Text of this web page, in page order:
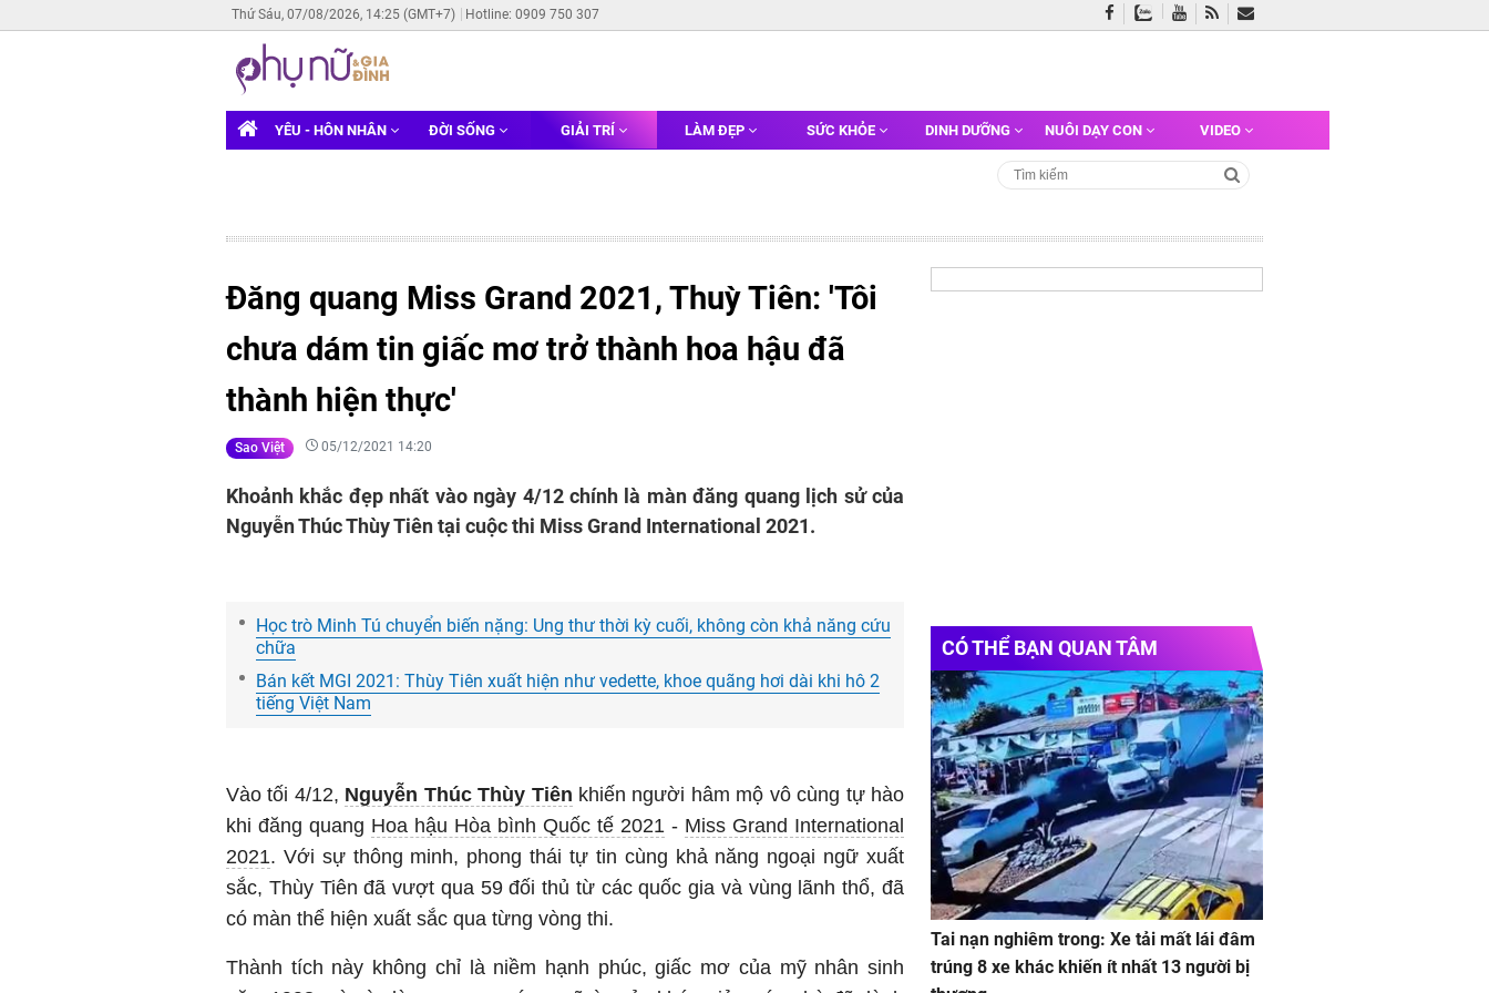
Thứ Sáu, 07/08/2026, 14:25 (GMT+7) Hotline: 0909 750 307
YÊU - HÔN NHÂN ĐỜI SỐNG GIẢI TRÍ LÀM ĐẸP SỨC KHỎE DINH DƯỠNG NUÔI DẠY CON VIDEO
Đăng quang Miss Grand 2021, Thuỳ Tiên: 'Tôi
chưa dám tin giấc mơ trở thành hoa hậu đã
thành hiện thực'
Sao Việt 05/12/2021 14:20
Khoảnh khắc đẹp nhất vào ngày 4/12 chính là màn đăng quang lịch sử của
Nguyễn Thúc Thùy Tiên tại cuộc thi Miss Grand International 2021.
Học trò Minh Tú chuyển biến nặng: Ung thư thời kỳ cuối, không còn khả năng cứu
chữa
Bán kết MGI 2021: Thùy Tiên xuất hiện như vedette, khoe quãng hơi dài khi hô 2
tiếng Việt Nam
Vào tối 4/12, Nguyễn Thúc Thùy Tiên khiến người hâm mộ vô cùng tự hào
khi đăng quang Hoa hậu Hòa bình Quốc tế 2021 - Miss Grand International
2021. Với sự thông minh, phong thái tự tin cùng khả năng ngoại ngữ xuất
sắc, Thùy Tiên đã vượt qua 59 đối thủ từ các quốc gia và vùng lãnh thổ, đã
có màn thể hiện xuất sắc qua từng vòng thi.
Thành tích này không chỉ là niềm hạnh phúc, giấc mơ của mỹ nhân sinh
CÓ THỂ BẠN QUAN TÂM
Tai nạn nghiêm trong: Xe tải mất lái đâm
trúng 8 xe khác khiến ít nhất 13 người bị